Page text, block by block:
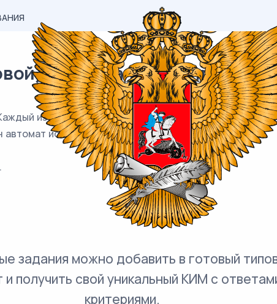
материал ЕГЭ / профиль
из них может быть неисправен с вероятностью
автомат исправен.
задания можно добавить в готовый
и получить свой уникальный КИМ с
критериями.